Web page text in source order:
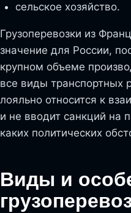
сельское хозяйство.
Грузоперевозки из
значение для России,
крупном объеме
все виды транспортных
лояльно относится к
и не вводит санкций на
каких политических
Виды и